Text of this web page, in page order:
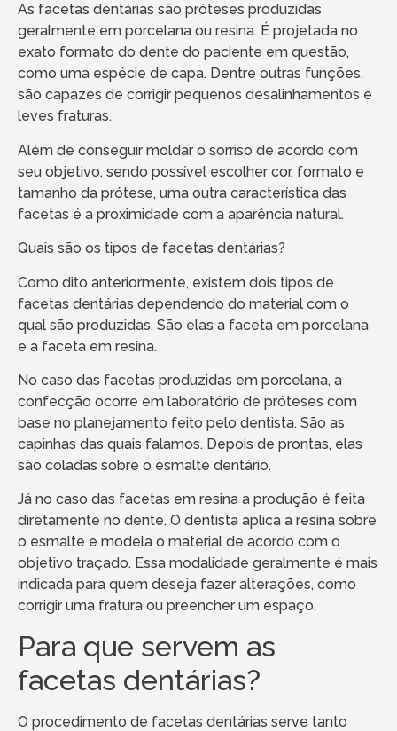
As facetas dentárias são próteses produzidas
geralmente em porcelana ou resina. É projetada no
exato formato do dente do paciente em questão,
como uma espécie de capa. Dentre outras funções,
são capazes de corrigir pequenos desalinhamentos e
leves fraturas.
Além de conseguir moldar o sorriso de acordo com
seu objetivo, sendo possível escolher cor, formato e
tamanho da prótese, uma outra característica das
facetas é a proximidade com a aparência natural.
Quais são os tipos de facetas dentárias?
Como dito anteriormente, existem dois tipos de
facetas dentárias dependendo do material com o
qual são produzidas. São elas a faceta em porcelana
e a faceta em resina.
No caso das facetas produzidas em porcelana, a
confecção ocorre em laboratório de próteses com
base no planejamento feito pelo dentista. São as
capinhas das quais falamos. Depois de prontas, elas
são coladas sobre o esmalte dentário.
Já no caso das facetas em resina a produção é feita
diretamente no dente. O dentista aplica a resina sobre
o esmalte e modela o material de acordo com o
objetivo traçado. Essa modalidade geralmente é mais
indicada para quem deseja fazer alterações, como
corrigir uma fratura ou preencher um espaço.
Para que servem as
facetas dentárias?
O procedimento de facetas dentárias serve tanto